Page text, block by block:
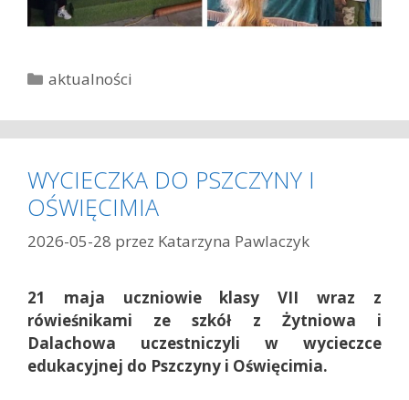
K
t
e
g
o
r
i
aktualności
WYCIECZKA DO PSZCZYNY I
OŚWIĘCIMIA
2026-05-28 przez Katarzyna Pawlaczyk
21 maja uczniowie klasy VII wraz z
rówieśnikami ze szkół z Żytniowa i
Dalachowa uczestniczyli w wycieczce
edukacyjnej do Pszczyny i Oświęcimia.